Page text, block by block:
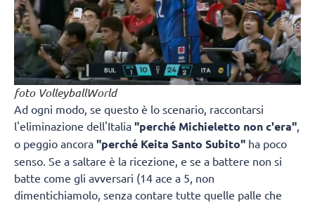
foto VolleyballWorld
Ad ogni modo, se questo è lo scenario, raccontarsi
l'eliminazione dell'Italia "perché Michieletto non c'era"
o peggio ancora "perché Keita Santo Subito" ha poco
senso. Se a saltare è la ricezione, e se a battere non si
batte come gli avversari (14 ace a 5, non
dimentichiamolo, senza contare tutte quelle palle che